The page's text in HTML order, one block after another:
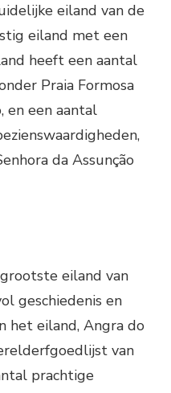
eiland van de
eiland met een
heeft een aantal
Praia Formosa
en een aantal
da Assunção
eiland van
geschiedenis en
het eiland, Angra do
van
prachtige